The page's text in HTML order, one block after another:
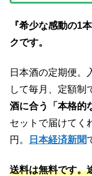
『希少な感動の1
クです。
日本酒の定期便。
して毎月、定額制
酒に合う「本格的
セットで届けてく
円。
日本経済新聞
送料は無料です。